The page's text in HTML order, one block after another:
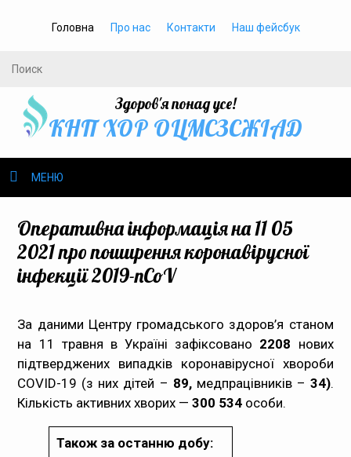
Головна Про нас Контакти Наш фейсбук
Здоров'я понад усе!
КНП ХОР ОЦМСЗСЖIАД
МЕНЮ
Громадське здоров’я
Громадянам
Медпрацівникам
Оперативна інформація на 11 05
2021 про поширення коронавірусної
інфекції 2019-nCoV
За даними Центру громадського здоров’я станом
на 11 травня в Україні зафіксовано 2208 нових
підтверджених випадків коронавірусної хвороби
COVID-19 (з них дітей – 89,медпрацівників – 34).
Кількість активних хворих —300 534 особи.
Також за останню добу: